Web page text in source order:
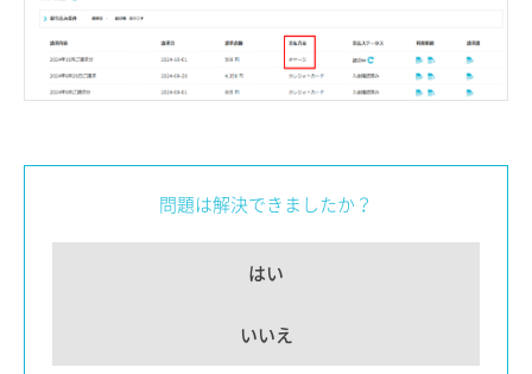
問題は解決できましたか？
はい
いいえ